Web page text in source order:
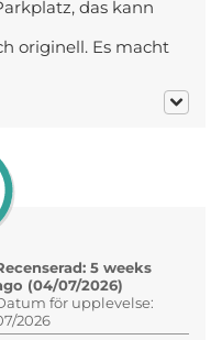
das kann
originell. Es macht
5 weeks
(04/07/2026)
för upplevelse:
2026